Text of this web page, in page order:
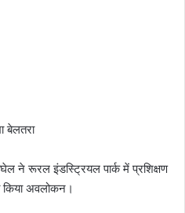
बेलतरा
ने रूरल इंडस्ट्रियल पार्क में प्रशिक्षण
किया अवलोकन।